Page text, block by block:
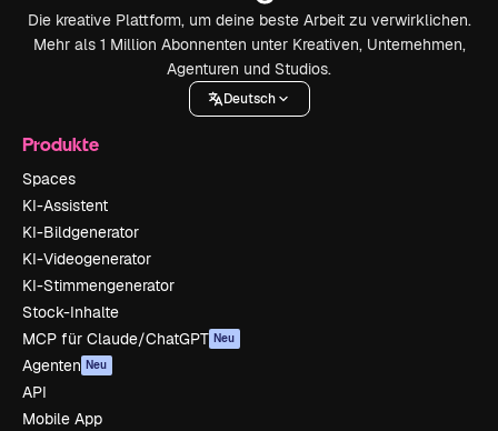
Die kreative Plattform, um deine beste Arbeit zu verwirklichen.
Mehr als 1 Million Abonnenten unter Kreativen, Unternehmen,
Agenturen und Studios.
Deutsch
Produkte
Spaces
KI-Assistent
KI-Bildgenerator
KI-Videogenerator
KI-Stimmengenerator
Stock-Inhalte
MCP für Claude/ChatGPT Neu
Agenten Neu
API
Mobile App